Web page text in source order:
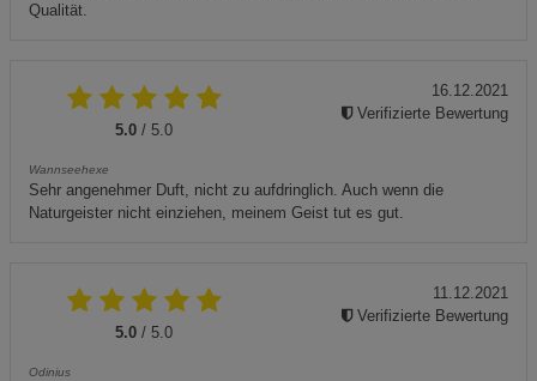
Qualität.
5.0 / 5.0
Wannseehexe
Sehr angenehmer Duft, nicht zu aufdringlich. Auch wenn die
Naturgeister nicht einziehen, meinem Geist tut es gut.
16.12.2021
Verifizierte Bewertung
5.0 / 5.0
Odinius
11.12.2021
Verifizierte Bewertung